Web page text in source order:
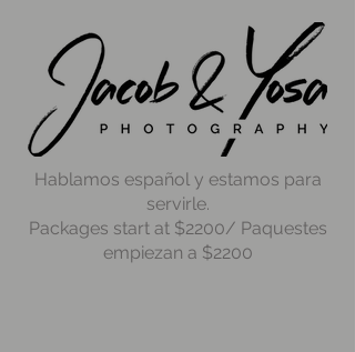
Hablamos español y estamos para
servirle.
Packages start at $2200/ Paquestes
empiezan a $2200